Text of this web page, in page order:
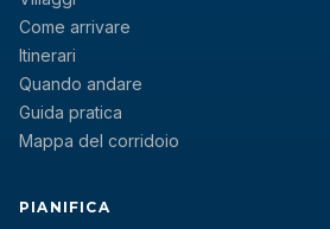
Come arrivare
Itinerari
Quando andare
Guida pratica
Mappa del corridoio
PIANIFICA